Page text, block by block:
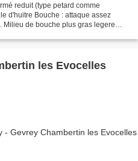
reduit (type petard comme
d'huitre Bouche : attaque assez
Milieu de bouche plus gras legere
les Evocelles